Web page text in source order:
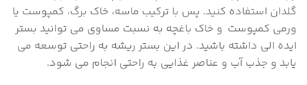
گلدان استفاده کنید. پس با ترکیب ماسه، خاک برگ، کمپوست یا
ورمی کمپوست و خاک باغچه به نسبت مساوی می توانید بستر
ایده الی داشته باشید. در این بستر ریشه به راحتی توسعه می
یابد و جذب آب و عناصر غذایی به راحتی انجام می شود.